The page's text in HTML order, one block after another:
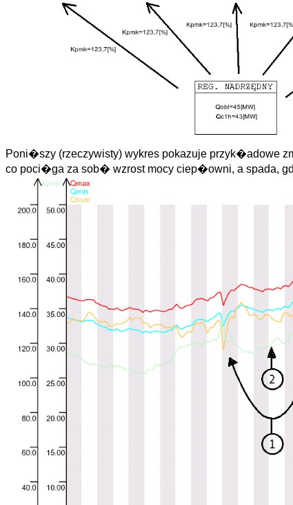
Poni�szy (rzeczywisty) wykres pokazuje
co poci�ga za sob� wzrost mocy ciep�owni, a spada,